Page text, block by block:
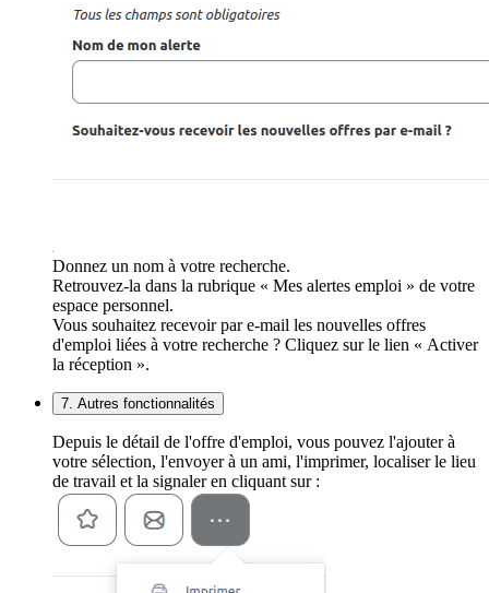
Donnez un nom à votre recherche.
Retrouvez-la dans la rubrique « Mes alertes emploi » de votre
espace personnel.
Vous souhaitez recevoir par e-mail les nouvelles offres
d'emploi liées à votre recherche ? Cliquez sur le lien « Activer
la réception ».
7. Autres fonctionnalités
Depuis le détail de l'offre d'emploi, vous pouvez l'ajouter à
votre sélection, l'envoyer à un ami, l'imprimer, localiser le lieu
de travail et la signaler en cliquant sur :